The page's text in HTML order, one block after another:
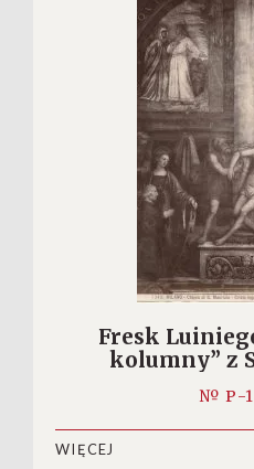
Fresk
kolumny” z
№ P-
WIĘCEJ